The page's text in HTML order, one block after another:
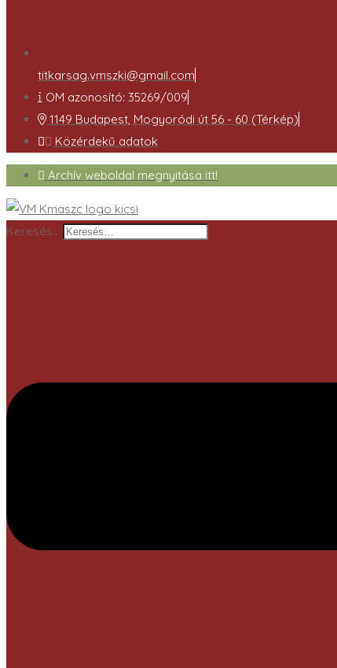
titkarsag.vmszki@gmail.com
OM azonosító: 35269/009
1149 Budapest, Mogyoródi út 56 - 60 (Térkép)
Közérdekű adatok
Archív weboldal megnyitása itt!
Keresés…